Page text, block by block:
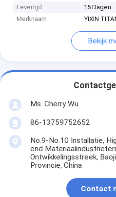
Levertijd
15 Dagen
Merknaam
YIXIN
Bekijk
Ms. Cherry Wu
86-13759752652
No.9-No.10 Installatie,
end
Ontwikkelingsstreek,
Provincie, China
Contact